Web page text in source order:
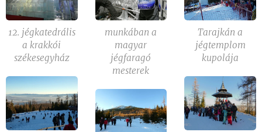
12. jégkatedrális
a krakkói
székesegyház
munkában a
magyar
jégfaragó
mesterek
Tarajkán a
jégtemplom
kupolája